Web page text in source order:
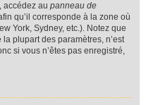
accédez au panneau de
qu’il corresponde à la zone où
York, Sydney, etc.). Notez que
plupart des paramètres, n’est
si vous n’êtes pas enregistré,